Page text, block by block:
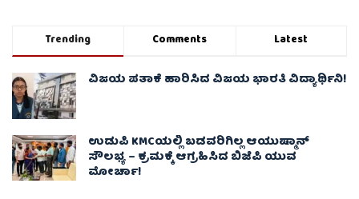
Trending Comments Latest
ವಿಜಯ ಪತಾಕೆ ಹಾರಿಸಿದ ವಿಜಯ ಭಾರತಿ ವಿದ್ಯಾರ್ಥಿನಿ!
ಉಡುಪಿ KMCಯಲ್ಲಿ ಬಡವರಿಗಿಲ್ಲ ಆಯುಷ್ಮಾನ್
ಸೌಲಭ್ಯ – ಕ್ರಮಕ್ಕೆ ಆಗ್ರಹಿಸಿದ ಬಿಜೆಪಿ ಯುವ
ಮೋರ್ಚಾ!